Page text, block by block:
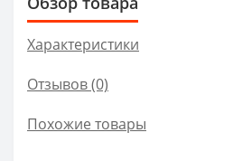
Характеристики
Отзывов (0)
Похожие товары